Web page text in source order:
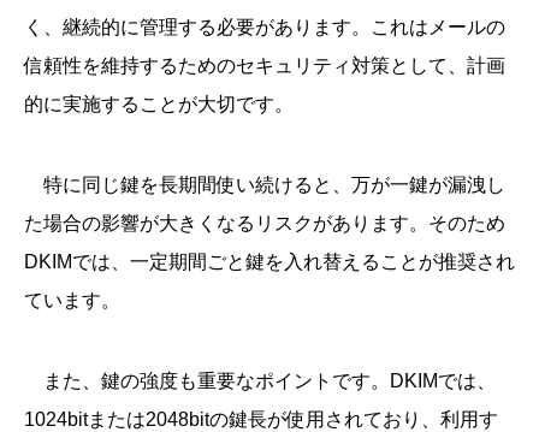
く、継続的に管理する必要があります。これはメールの
信頼性を維持するためのセキュリティ対策として、計画
的に実施することが大切です。
特に同じ鍵を長期間使い続けると、万が一鍵が漏洩し
た場合の影響が大きくなるリスクがあります。そのため
DKIMでは、一定期間ごと鍵を入れ替えることが推奨され
ています。
また、鍵の強度も重要なポイントです。DKIMでは、
1024bitまたは2048bitの鍵長が使用されており、利用す